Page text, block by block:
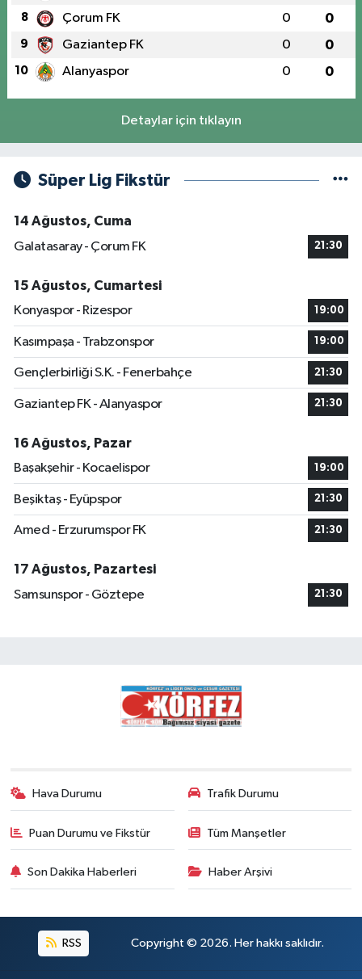
8 Çorum FK 0 0
9 Gaziantep FK 0 0
10 Alanyaspor 0 0
Detaylar için tıklayın
Süper Lig Fikstür
14 Ağustos, Cuma
Galatasaray - Çorum FK
21:30
15 Ağustos, Cumartesi
Konyaspor - Rizespor
19:00
Kasımpaşa - Trabzonspor 19:00
Gençlerbirliği S.K. - Fenerbahçe 21:30
Gaziantep FK - Alanyaspor 21:30
16 Ağustos, Pazar
Başakşehir - Kocaelispor
19:00
Beşiktaş - Eyüpspor 21:30
Amed - Erzurumspor FK 21:30
17 Ağustos, Pazartesi
Samsunspor - Göztepe
21:30
Hava Durumu Trafik Durumu
Puan Durumu ve Fikstür Tüm Manşetler
Son Dakika Haberleri Haber Arşivi
RSS Copyright © 2026. Her hakkı saklıdır.